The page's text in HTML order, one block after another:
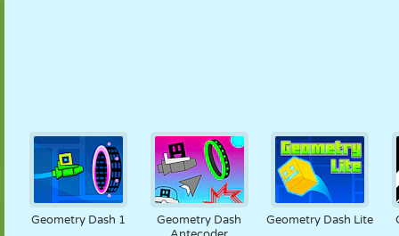
Geometry Dash 1
Geometry Dash
Geometry Dash Lite